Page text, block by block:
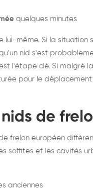
quelques minutes
lui-même. Si la
nid s'est
l'étape clé. Si malgré
pour le
de
frelon européen
soffites et les cavités
anciennes